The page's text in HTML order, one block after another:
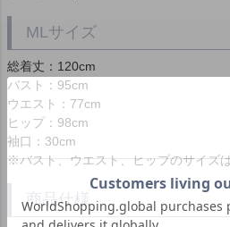
MLサイズ
総着丈：120cm
バスト：95cm
ウエスト：77cm
ヒップ：98cm
袖口：30cm
※バスト、ウエスト、ヒップのサイズ
商品仕様